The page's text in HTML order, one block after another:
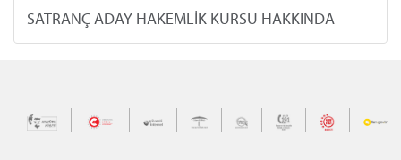
SATRANÇ ADAY HAKEMLİK KURSU HAKKINDA